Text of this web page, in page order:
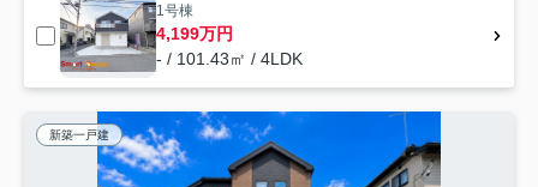
1号棟
4,199万円
- / 101.43㎡ / 4LDK
新築一戸建